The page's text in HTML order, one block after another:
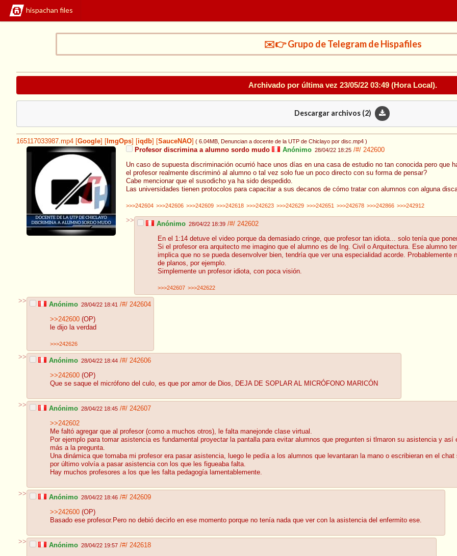
hispachan files
✉️👉 Grupo de Telegram de Hispafiles
Archivado por última vez 23/05/22 03:49 (Hora Local).
Descargar archivos (2)
165117033987.mp4 Google ImgOps iqdb SauceNAO ( 6.04MB , Denuncian a docente de la UTP de Chiclayo por disc.mp4 )
Profesor discrimina a alumno sordo mudo Anónimo 28/04/22 18:25 /#/ 242600
Un caso de supuesta discriminación ocurrió hace unos días en una casa de estudio no tan conocida pero que
el profesor realmente discriminó al alumno o tal vez solo fue un poco directo con su forma de pensar?
Cabe mencionar que el susodicho ya ha sido despedido.
Las universidades tienen protocolos para capacitar a sus decanos de cómo tratar con alumnos con alguna
>>>242604 >>>242606 >>>242609 >>>242618 >>>242623 >>>242629 >>>242651 >>>242678 >>>242866 >>>242912
>> Anónimo 28/04/22 18:39 /#/ 242602
En el 1:14 detuve el video porque da demasiado cringe, que profesor tan idiota... solo tenía que
Si el profesor era arquitecto me imagino que el alumno es de Ing. Civil o Arquitectura. Ese alumno
implica que no se pueda desenvolver bien, tendría que ver una especialidad acorde.
de planos, por ejemplo.
Simplemente un profesor idiota, con poca visión.
>>>242607 >>>242622
>> Anónimo 28/04/22 18:41 /#/ 242604
>>242600 (OP)
le dijo la verdad
>>>242626
>> Anónimo 28/04/22 18:44 /#/ 242606
>>242600 (OP)
Que se saque el micrófono del culo, es que por amor de Dios, DEJA DE SOPLAR AL MICRÓFONO MARICÓN
>> Anónimo 28/04/22 18:45 /#/ 242607
>>242602
Me faltó agregar que al profesor (como a muchos otros), le falta manejonde clase virtual.
Por ejemplo para tomar asistencia es fundamental proyectar la pantalla para evitar alumnos que pregunten si tlmaron su asistencia y
más a la pregunta.
Una dinámica que tomaba mi profesor era pasar asistencia, luego le pedía a los alumnos que levantaran la mano o escribieran en el
por último volvía a pasar asistencia con los que les figueaba falta.
Hay muchos profesores a los que les falta pedagogía lamentablemente.
>> Anónimo 28/04/22 18:46 /#/ 242609
>>242600 (OP)
Basado ese profesor.Pero no debió decirlo en ese momento porque no tenía nada que ver con la asistencia del enfermito ese.
>> Anónimo 28/04/22 19:57 /#/ 242618